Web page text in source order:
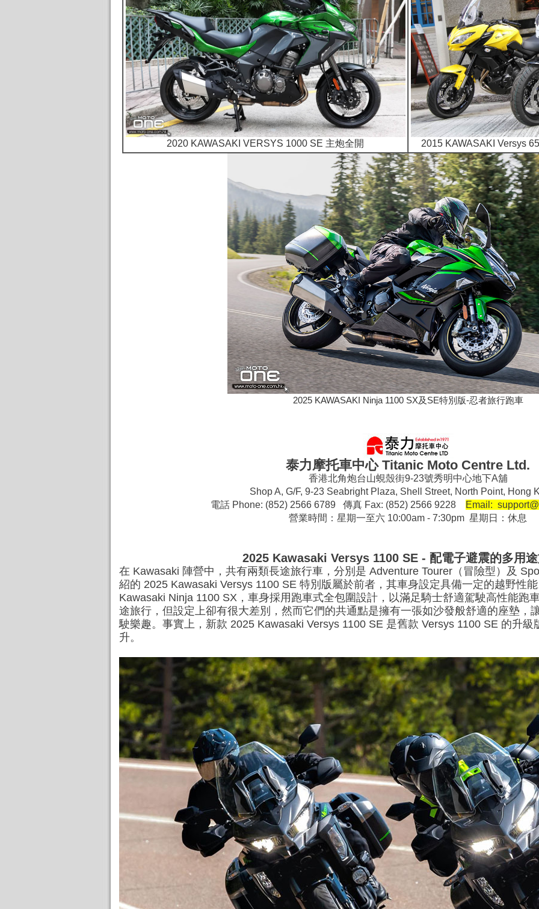
2020 KAWASAKI VERSYS 1000 SE 主炮全開 2015 KAWASAKI Versys
2025 KAWASAKI Ninja 1100 SX及SE特別版-忍者旅行跑車
泰力摩托車中心 Titanic Moto Centre Ltd.
香港北角炮台山蜆殼街9-23號秀明中心地下A舖
Shop A, G/F, 9-23 Seabright Plaza, Shell Street, North Point,
電話 Phone: (852) 2566 6789 傳真 Fax: (852) 2566 9228
Email:
營業時間：星期一至六 10:00am - 7:30pm 星期日：休息
2025 Kawasaki Versys 1100 SE - 配電子避震的多用
在 Kawasaki 陣營中，共有兩類長途旅行車，分別是 Adventure Tourer（冒險型）及
紹的 2025 Kawasaki Versys 1100 SE 特別版屬於前者，其車身設定具備一定的越野性
Kawasaki Ninja 1100 SX，車身採用跑車式全包圍設計，以滿足騎士舒適駕駛高性能跑
途旅行，但設定上卻有很大差別，然而它們的共通點是擁有一張如沙發般舒適的座墊，
駛樂趣。事實上，新款 2025 Kawasaki Versys 1100 SE 是舊款 Versys 1100 SE 的升
升。